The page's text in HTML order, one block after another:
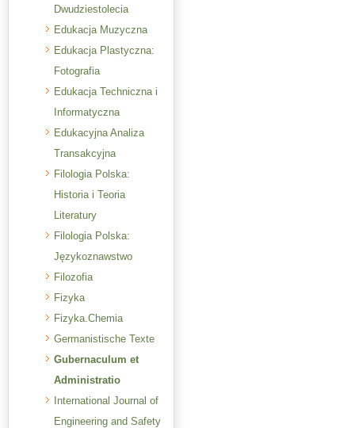
Dwudziestolecia
Edukacja Muzyczna
Edukacja Plastyczna:
Fotografia
Edukacja Techniczna i
Informatyczna
Edukacyjna Analiza
Transakcyjna
Filologia Polska:
Historia i Teoria
Literatury
Filologia Polska:
Językoznawstwo
Filozofia
Fizyka
Fizyka.Chemia
Germanistische Texte
Gubernaculum et
Administratio
International Journal of
Engineering and Safety